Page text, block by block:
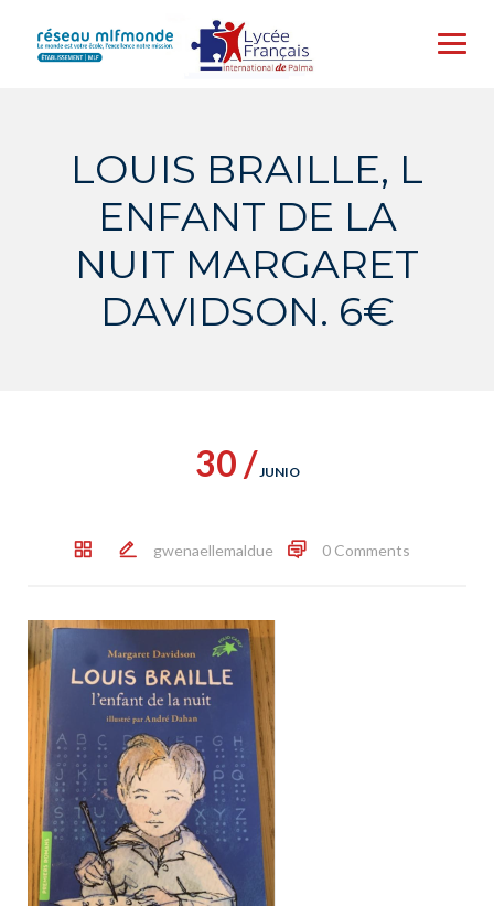
content
LOUIS BRAILLE, L
ENFANT DE LA
NUIT MARGARET
DAVIDSON. 6€
30 /JUNIO
gwenaellemaldue 0 Comments